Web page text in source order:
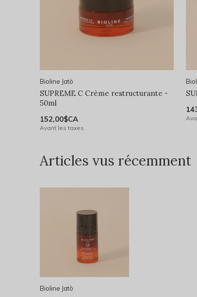
Bioline Jatò
SUPREME C Crème restructurante -
50ml
152,00$CA
Avant les taxes
Articles vus récemment
Bioline Jatò